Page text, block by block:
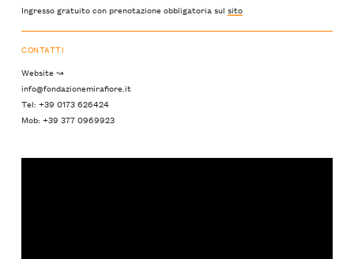
Ingresso gratuito con prenotazione obbligatoria sul sito
CONTATTI
Website ↝
info@fondazionemirafiore.it
Tel: +39 0173 626424
Mob: +39 377 0969923